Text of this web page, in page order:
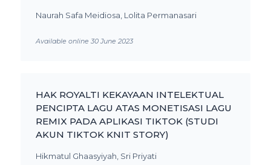
Naurah Safa Meidiosa, Lolita Permanasari
Available online 30 June 2023
HAK ROYALTI KEKAYAAN INTELEKTUAL
PENCIPTA LAGU ATAS MONETISASI LAGU
REMIX PADA APLIKASI TIKTOK (STUDI
AKUN TIKTOK KNIT STORY)
Hikmatul Ghaasyiyah, Sri Priyati